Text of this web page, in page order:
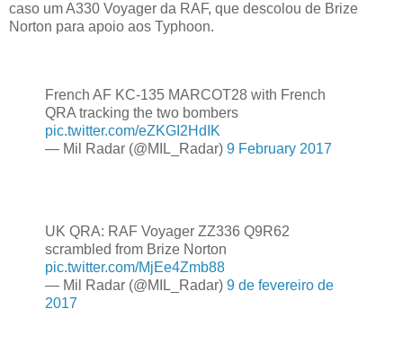
caso um A330 Voyager da RAF, que descolou de Brize
Norton para apoio aos Typhoon.
French AF KC-135 MARCOT28 with French
QRA tracking the two bombers
pic.twitter.com/eZKGI2HdIK
— Mil Radar (@MIL_Radar) 9 February 2017
UK QRA: RAF Voyager ZZ336 Q9R62
scrambled from Brize Norton
pic.twitter.com/MjEe4Zmb88
— Mil Radar (@MIL_Radar) 9 de fevereiro de
2017